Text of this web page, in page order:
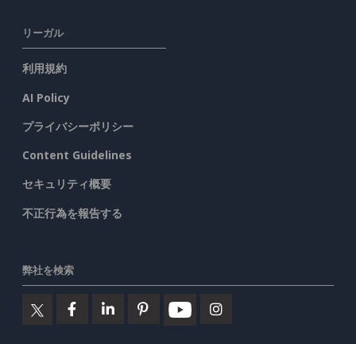
リーガル
利用規約
AI Policy
プライバシーポリシー
Content Guidelines
セキュリティ概要
不正行為を報告する
弊社を検索